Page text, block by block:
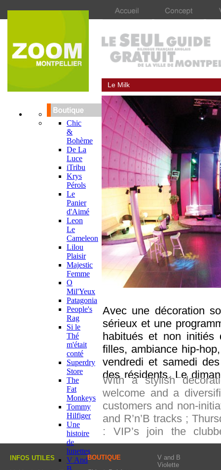
With a stylish
welcome and a
customers and non-
and R’n’B tracks ;
: VIP’s join the
Milkshake for the
different on Sundays !
Avec une décoration
sérieux et une
habitués et non initiés
filles, ambiance hip-
vendredi et samedi
des résidents. Le
pour les infatigables,
soirée devenue culte,
Le Milk
Chic
&
Bohème
De La
Luce
iTribu
Krys
Pérols
Le
Panier
d'Aimé
Leon
Le
Cameleon
Lilou
Plaisir
Majestic
Femme
O
Mil'Yeux
Patagonia
People's
Rag
Si le
Thé
m'était
conté
Superdry
Store
The
Fat
Monkeys
Tommy
Hilfiger
Une
histoire
de
lunettes
V And
V and B
Violette
INFOS UTILES
BOUTIQUE